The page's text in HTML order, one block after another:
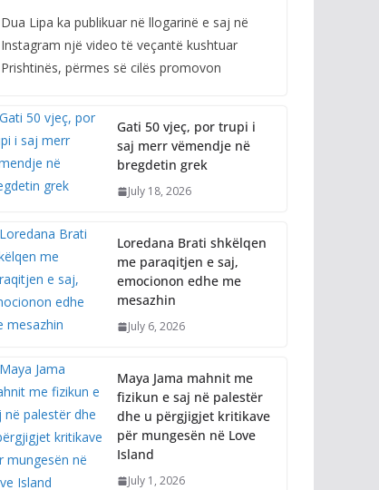
Dua Lipa ka publikuar në llogarinë e saj në
Instagram një video të veçantë kushtuar
Prishtinës, përmes së cilës promovon
Gati 50 vjeç, por trupi i
saj merr vëmendje në
bregdetin grek
July 18, 2026
Loredana Brati shkëlqen
me paraqitjen e saj,
emocionon edhe me
mesazhin
July 6, 2026
Maya Jama mahnit me
fizikun e saj në palestër
dhe u përgjigjet kritikave
për mungesën në Love
Island
July 1, 2026